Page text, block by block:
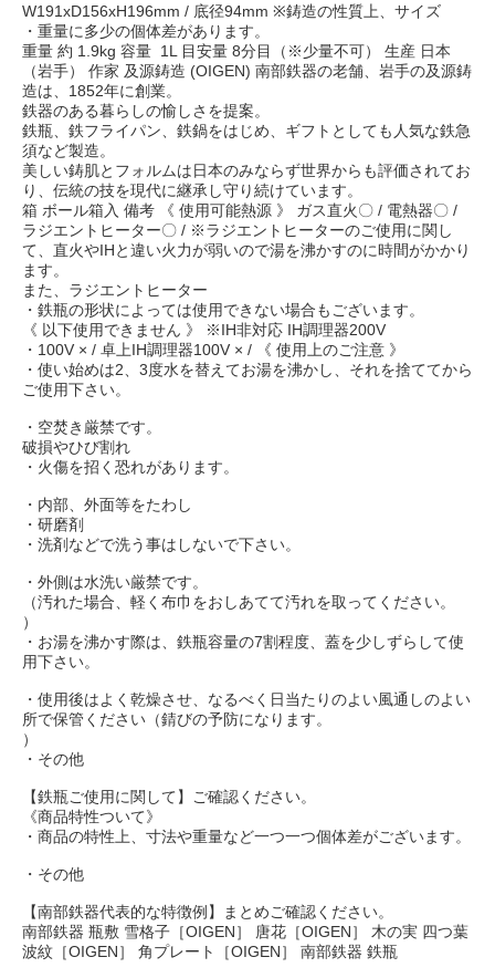
W191xD156xH196mm / 底径94mm ※鋳造の性質上、サイズ
・重量に多少の個体差があります。
重量 約 1.9kg 容量 1L 目安量 8分目（※少量不可） 生産 日本
（岩手） 作家 及源鋳造 (OIGEN) 南部鉄器の老舗、岩手の及源鋳
造は、1852年に創業。
鉄器のある暮らしの愉しさを提案。
鉄瓶、鉄フライパン、鉄鍋をはじめ、ギフトとしても人気な鉄急
須など製造。
美しい鋳肌とフォルムは日本のみならず世界からも評価されてお
り、伝統の技を現代に継承し守り続けています。
箱 ボール箱入 備考 《 使用可能熱源 》 ガス直火〇 / 電熱器〇 /
ラジエントヒーター〇 / ※ラジエントヒーターのご使用に関し
て、直火やIHと違い火力が弱いので湯を沸かすのに時間がかかり
ます。
また、ラジエントヒーター
・鉄瓶の形状によっては使用できない場合もございます。
《 以下使用できません 》 ※IH非対応 IH調理器200V
・100V × / 卓上IH調理器100V × / 《 使用上のご注意 》
・使い始めは2、3度水を替えてお湯を沸かし、それを捨ててから
ご使用下さい。
・空焚き厳禁です。
破損やひび割れ
・火傷を招く恐れがあります。
・内部、外面等をたわし
・研磨剤
・洗剤などで洗う事はしないで下さい。
・外側は水洗い厳禁です。
（汚れた場合、軽く布巾をおしあてて汚れを取ってください。
）
・お湯を沸かす際は、鉄瓶容量の7割程度、蓋を少しずらして使
用下さい。
・使用後はよく乾燥させ、なるべく日当たりのよい風通しのよい
所で保管ください（錆びの予防になります。
）
・その他
【鉄瓶ご使用に関して】ご確認ください。
《商品特性ついて》
・商品の特性上、寸法や重量など一つ一つ個体差がございます。
・その他
【南部鉄器代表的な特徴例】まとめご確認ください。
南部鉄器 瓶敷 雪格子［OIGEN］ 唐花［OIGEN］ 木の実 四つ葉
波紋［OIGEN］ 角プレート［OIGEN］ 南部鉄器 鉄瓶